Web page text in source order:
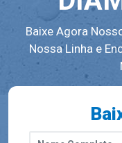
Baixe Agora
Nossa Linha e